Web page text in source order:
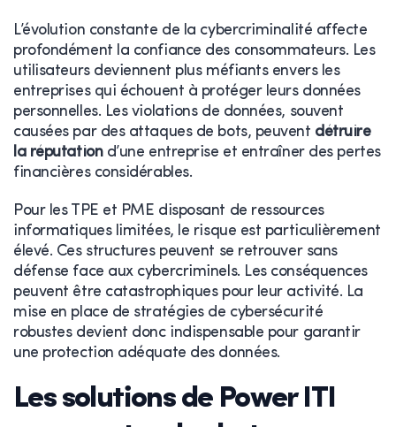
L’évolution constante de la cybercriminalité affecte
profondément la confiance des consommateurs. Les
utilisateurs deviennent plus méfiants envers les
entreprises qui échouent à protéger leurs données
personnelles. Les violations de données, souvent
causées par des attaques de bots, peuvent détruire
la réputationd’une entreprise et entraîner des pertes
financières considérables.
Pour les TPE et PME disposant de ressources
informatiques limitées, le risque est particulièrement
élevé. Ces structures peuvent se retrouver sans
défense face aux cybercriminels. Les conséquences
peuvent être catastrophiques pour leur activité. La
mise en place de stratégies de cybersécurité
robustes devient donc indispensable pour garantir
une protection adéquate des données.
Les solutions de Power ITI